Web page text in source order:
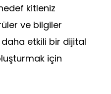
kitleniz
ve bilgiler
etkili bir dijital
için